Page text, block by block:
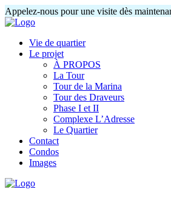
Appelez-nous pour une visite dès
Vie de quartier
Le projet
À PROPOS
La Tour
Tour de la Marina
Tour des Draveurs
Phase I et II
Complexe L’Adresse
Le Quartier
Contact
Condos
Images